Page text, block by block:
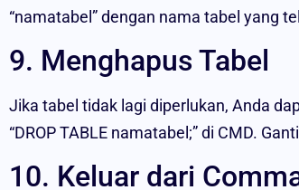
“namatabel” dengan nama tabel yang
9. Menghapus Tabel
Jika tabel tidak lagi diperlukan, Anda
“DROP TABLE namatabel;” di CMD.
10. Keluar dari